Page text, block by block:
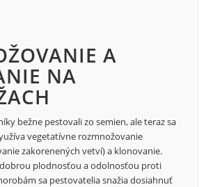
A
NA
bežne pestovali zo semien, ale teraz sa
vegetatívne rozmnožovanie
zakorenených vetví) a klonovanie.
plodnosťou a odolnosťou proti
sa pestovatelia snažia dosiahnuť